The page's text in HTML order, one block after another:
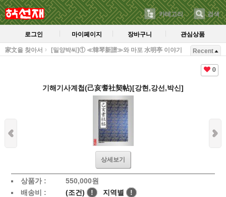
카테고리 검색
로그인 마이페이지 장바구니 관심상품
家文을 찾아서 [밀양박씨]① ≪韓琴新譜≫와 마포 水明亭 이야기 Recent
0
기해기사계첩(己亥耆社契帖)[강현,강선,박신]
상세보기
상품가 : 550,000원
배송비 :
(조건) ! 지역별 !